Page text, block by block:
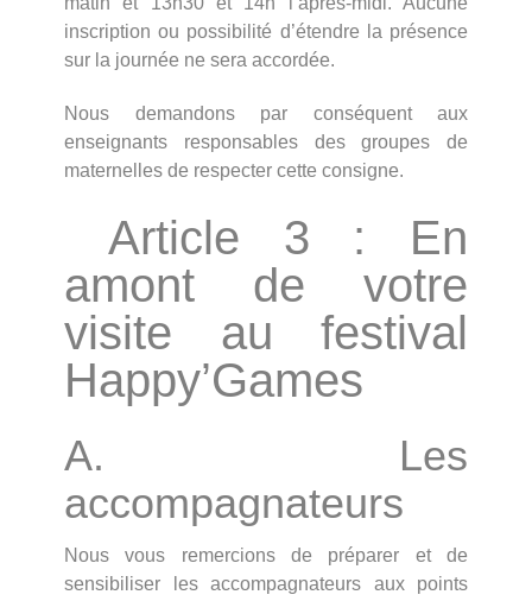
inscription ou possibilité d’étendre la présence
sur la journée ne sera accordée.
Nous demandons par conséquent aux
enseignants responsables des groupes de
maternelles de respecter cette consigne.
Article 3 : En
amont de votre
visite au festival
Happy’Games
A. Les
accompagnateurs
Nous vous remercions de préparer et de
sensibiliser les accompagnateurs aux points